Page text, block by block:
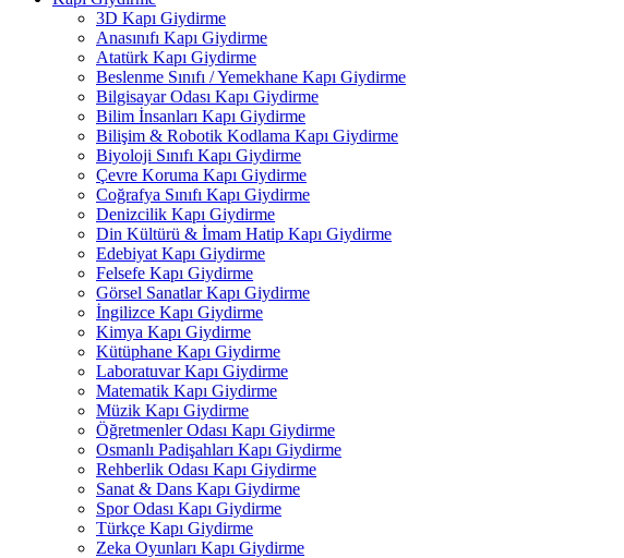
3D Kapı Giydirme
Anasınıfı Kapı Giydirme
Atatürk Kapı Giydirme
Beslenme Sınıfı / Yemekhane Kapı Giydirme
Bilgisayar Odası Kapı Giydirme
Bilim İnsanları Kapı Giydirme
Bilişim & Robotik Kodlama Kapı Giydirme
Biyoloji Sınıfı Kapı Giydirme
Çevre Koruma Kapı Giydirme
Coğrafya Sınıfı Kapı Giydirme
Denizcilik Kapı Giydirme
Din Kültürü & İmam Hatip Kapı Giydirme
Edebiyat Kapı Giydirme
Felsefe Kapı Giydirme
Görsel Sanatlar Kapı Giydirme
İngilizce Kapı Giydirme
Kimya Kapı Giydirme
Kütüphane Kapı Giydirme
Laboratuvar Kapı Giydirme
Matematik Kapı Giydirme
Müzik Kapı Giydirme
Öğretmenler Odası Kapı Giydirme
Osmanlı Padişahları Kapı Giydirme
Rehberlik Odası Kapı Giydirme
Sanat & Dans Kapı Giydirme
Spor Odası Kapı Giydirme
Türkçe Kapı Giydirme
Zeka Oyunları Kapı Giydirme